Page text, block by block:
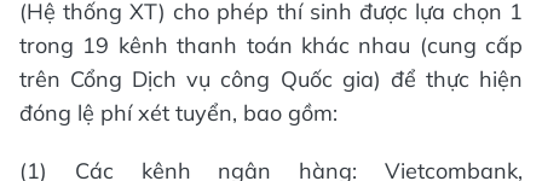
(Hệ thống XT) cho phép thí sinh được lựa chọn 1
trong 19 kênh thanh toán khác nhau (cung cấp
trên Cổng Dịch vụ công Quốc gia) để thực hiện
đóng lệ phí xét tuyển, bao gồm:
(1) Các kênh ngân hàng: Vietcombank,